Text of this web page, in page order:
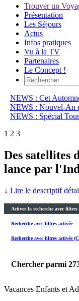
Trouver un
Présentation
Les Séjours
Actus
Infos pratiques
Vu à la TV
Partenaires
Le Concept !
NEWS : Cet
NEWS : Nouvel-An
NEWS : Spécial
1 2 3
Des satellites
lance par
↓ Lire le descriptif
Activer la recherche avec filtres
Recherche avec filtres activée
Recherche avec filtres activée
Chercher parmi
Vacances Enfants et